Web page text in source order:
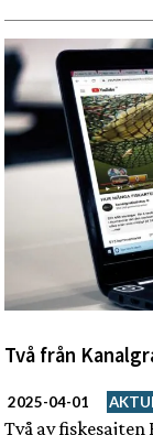
Två från
2025-04-01
Två av